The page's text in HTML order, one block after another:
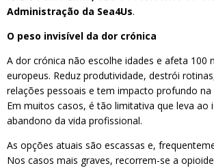
Administração da Sea4Us.
O peso invisível da dor crónica
A dor crónica não escolhe idades e afeta 100
europeus. Reduz produtividade, destrói
relações pessoais e tem impacto profundo na
Em muitos casos, é tão limitativa que leva ao
abandono da vida profissional.
As opções atuais são escassas e,
Nos casos mais graves, recorrem-se a